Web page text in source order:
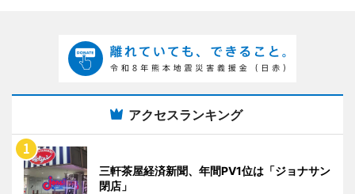
アクセスランキング
三軒茶屋経済新聞、年間PV1位は「ジョナサン
閉店」